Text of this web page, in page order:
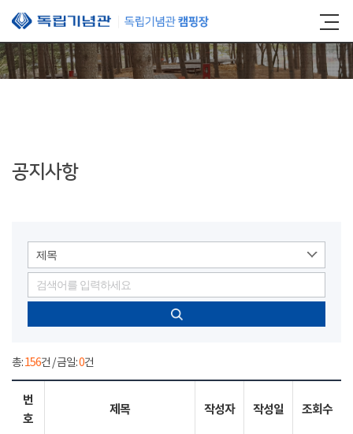
본문 바로가기
공지사항
제목
총:156건 / 금일:0건
번
호
제목 작성자 작성일 조회수